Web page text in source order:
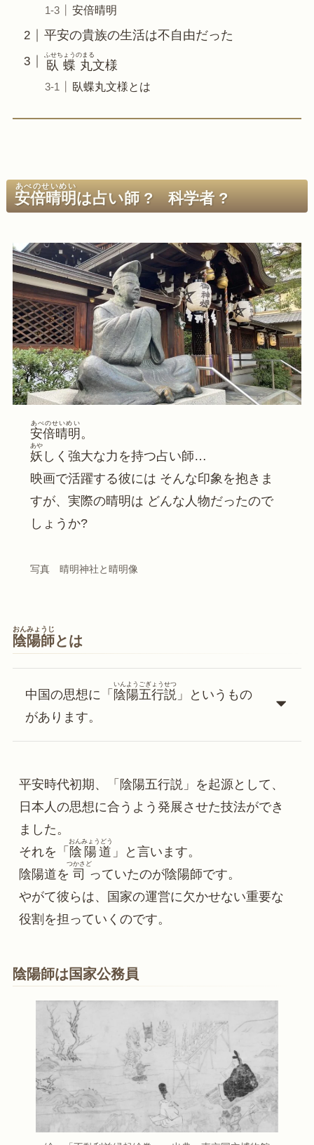
安倍晴明
平安の貴族の生活は不自由だった
臥蝶丸
ふせちょうのまる
文様
臥蝶丸文様とは
安倍晴明
あべのせいめい
は占い師 ? 科学者 ?
安倍晴明
あべのせいめい
。
妖
あや
しく強大な力を持つ占い師…
映画で活躍する彼には そんな印象を抱きま
すが、実際の晴明は どんな人物だったので
しょうか?
写真　晴明神社と晴明像
陰陽師
おんみょうじ
とは
中国の思想に「 陰陽五行説
いんようごぎょうせつ
」というもの
があります。
平安時代初期、「陰陽五行説」を起源として、
日本人の思想に合うよう発展させた技法ができ
ました。
それを「 陰陽道
おんみょうどう
」と言います。
陰陽道を 司
つかさど
っていたのが陰陽師です。
やがて彼らは、国家の運営に欠かせない重要な
役割を担っていくのです。
陰陽師は国家公務員